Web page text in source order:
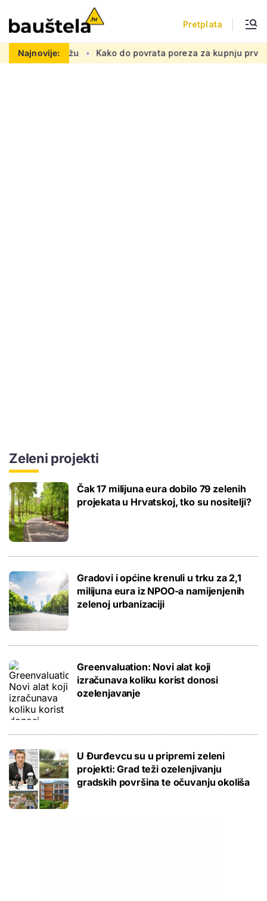
Pretplata
Najnovije:
mrežu Kako do povrata poreza za kupnju prve
Zeleni projekti
Čak 17 milijuna eura dobilo 79 zelenih
projekata u Hrvatskoj, tko su nositelji?
Gradovi i općine krenuli u trku za 2,1
milijuna eura iz NPOO-a namijenjenih
zelenoj urbanizaciji
Greenvaluation: Novi alat koji
izračunava koliku korist donosi
ozelenjavanje
U Đurđevcu su u pripremi zeleni
projekti: Grad teži ozelenjivanju
gradskih površina te očuvanju okoliša